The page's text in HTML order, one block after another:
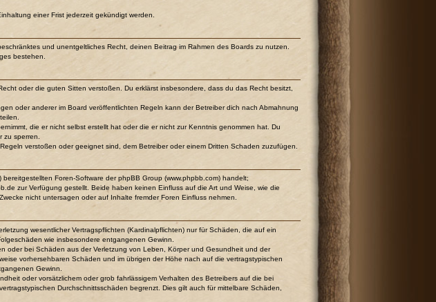
einer Frist jederzeit gekündigt werden.
und unentgeltliches Recht, deinen Beitrag im Rahmen des Boards zu nutzen.
bestehen.
oder die guten Sitten verstoßen. Du erklärst insbesondere, dass du das Recht besitzt,
oder anderer im Board veröffentlichten Regeln kann der Betreiber dich nach Abmahnung
die er nicht selbst erstellt hat oder die er nicht zur Kenntnis genommen hat. Du
sperren.
verstoßen oder geeignet sind, dem Betreiber oder einem Dritten Schaden zuzufügen.
Foren-Software der phpBB Group (www.phpbb.com) handelt;
zur Verfügung gestellt. Beide haben keinen Einfluss auf die Art und Weise, wie die
nicht untersagen oder auf Inhalte fremder Foren Einfluss nehmen.
wesentlicher Vertragspflichten (Kardinalpflichten) nur für Schäden, die auf ein
wie insbesondere entgangenen Gewinn.
oder bei Schäden aus der Verletzung von Leben, Körper und Gesundheit und der
vorhersehbaren Schäden und im übrigen der Höhe nach auf die vertragstypischen
Gewinn.
oder vorsätzlichem oder grob fahrlässigem Verhalten des Betreibers auf die bei
Durchschnittsschäden begrenzt. Dies gilt auch für mittelbare Schäden,